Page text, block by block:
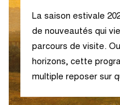
La saison estivale
de nouveautés qui
parcours de visite.
horizons, cette
multiple reposer sur